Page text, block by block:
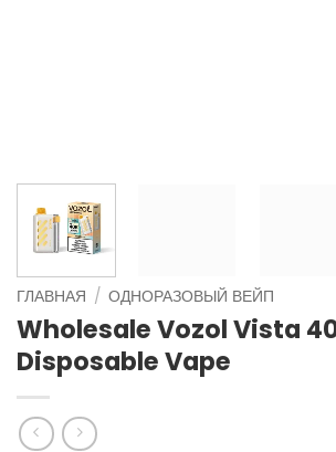
ГЛАВНАЯ / ОДНОРАЗОВЫЙ ВЕЙП
Wholesale Vozol Vista
Disposable Vape